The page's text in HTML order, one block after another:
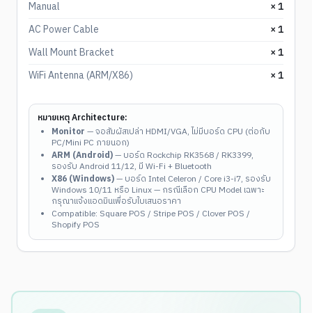
Manual
× 1
AC Power Cable
× 1
Wall Mount Bracket
× 1
WiFi Antenna (ARM/X86)
× 1
หมายเหตุ Architecture:
Monitor — จอสัมผัสเปล่า HDMI/VGA, ไม่มีบอร์ด CPU (ต่อกับ
PC/Mini PC ภายนอก)
ARM (Android)— บอร์ด Rockchip RK3568 / RK3399,
รองรับ Android 11/12, มี Wi-Fi + Bluetooth
X86 (Windows)— บอร์ด Intel Celeron / Core i3-i7, รองรับ
Windows 10/11 หรือ Linux — กรณีเลือก CPU Model เฉพาะ
กรุณาแจ้งแอดมินเพื่อรับใบเสนอราคา
Compatible: Square POS / Stripe POS / Clover POS /
Shopify POS